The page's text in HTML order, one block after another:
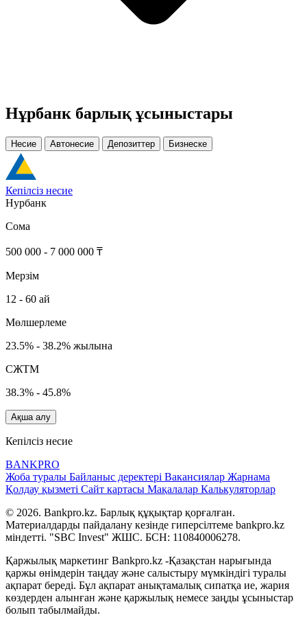
Нұрбанк барлық ұсыныстары
Несие Автонесие Депозиттер Бизнеске
Кепілсіз несие
Нурбанк
Сома
500 000 - 7 000 000 ₸
Мерзім
12 - 60 ай
Мөлшерлеме
23.5% - 38.2% жылына
СЖТМ
38.3% - 45.8%
Ақша алу
Кепілсіз несие
BANKPRO
Жоба туралы Байланыс деректері Вакансиялар Жарнама
Қолдау қызметі Сайт картасы Мақалалар Калькуляторлар
© 2026. Bankpro.kz. Барлық құқықтар қорғалған.
Материалдарды пайдалану кезінде гиперсілтеме bankpro.kz
міндетті. "SBC Invest" ЖШС. БСН: 110840006278.
Қаржылық маркетинг Bankpro.kz -Қазақстан нарығында
қаржы өнімдерін таңдау және салыстыру мүмкіндігі туралы
ақпарат береді. Бұл ақпарат анықтамалық сипатқа ие, жария
көздерден алынған және қаржылық немесе заңды ұсыныстар
болып табылмайды.